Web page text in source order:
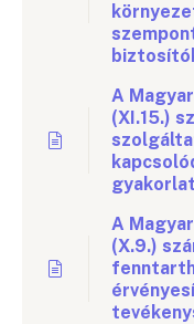
A
(XI.15.)
A
(X.9.)